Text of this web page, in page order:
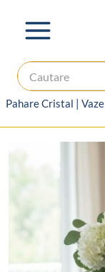
Pahare Cristal | Vaze